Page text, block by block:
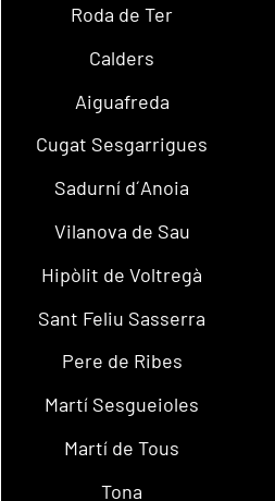
Roda de Ter
Calders
Aiguafreda
Cugat Sesgarrigues
Sadurní d´Anoia
Vilanova de Sau
Hipòlit de Voltregà
Sant Feliu Sasserra
Pere de Ribes
Martí Sesgueioles
Martí de Tous
Tona